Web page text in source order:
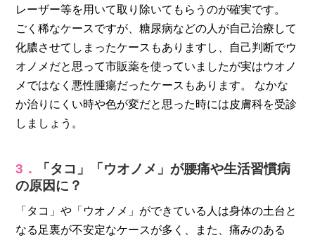
レーザー等を用いて取り除いてもらうのが確実です。
ごく稀なケースですが、糖尿病などの人が自己治療して
化膿させてしまったケースもありますし、自己判断でウ
オノメだと思って市販薬を使っていましたが実はウオノ
メではなく悪性腫瘍だったケースもあります。 なかな
か治りにくい時や色が変だと思った時には皮膚科を受診
しましょう。
3．
「タコ」「ウオノメ」が腰痛や生活習慣病
の原因に？
「タコ」や「ウオノメ」ができている人は身体の土台と
なる足裏が不安定なケースが多く、また、痛みのある